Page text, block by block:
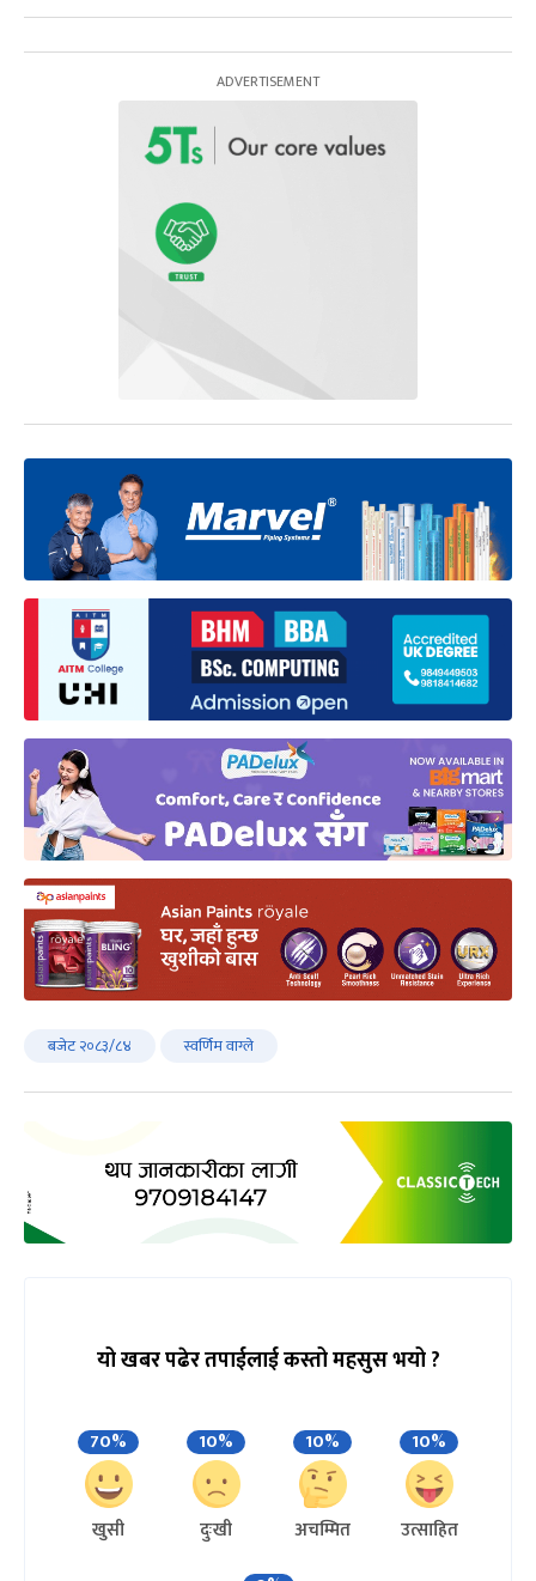
बजेट २०८३/८४ स्वर्णिम वाग्ले
यो खबर पढेर तपाईलाई कस्तो महसुस भयो ?
70%
खुसी
10%
दुःखी
10%
अचम्मित
10%
उत्साहित